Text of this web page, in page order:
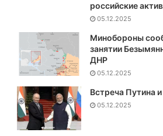
российские
05.12.2025
Минобороны
занятии
ДНР
05.12.2025
Встреча Путина
05.12.2025